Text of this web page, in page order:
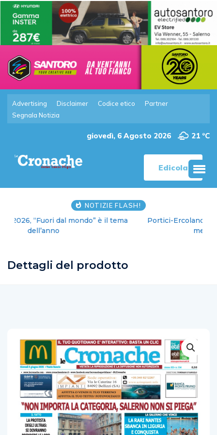
Advertising Disclaimer Codice etico
Partner
Segnala Notizia
giovedì, 6 Agosto 2026 21 °C
Edicola
NOTIZIE FLASH!
Portici-Ercolano: Piero De Luca (Pd), da Bignami
Dettagli del prodotto